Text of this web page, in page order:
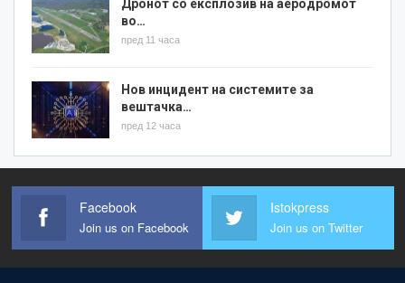
Дронот со експлозив на аеродромот
во…
пред 11 часа
Нов инцидент на системите за
вештачка…
пред 12 часа
Facebook
Join us on Facebook
Istokpress
Join us on Twitter